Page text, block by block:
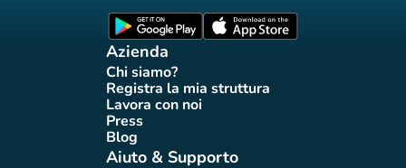
(nuova scheda)
Azienda
Chi siamo?(nuova scheda)
Registra la mia struttura
(nuova scheda)
Lavora con noi
(nuova scheda)
Press(nuova scheda)
Blog(nuova scheda)
Aiuto & Supporto